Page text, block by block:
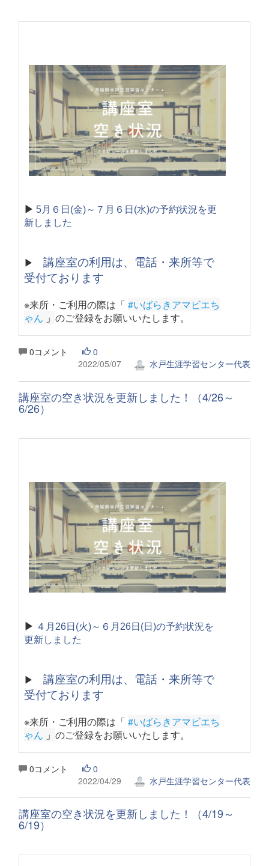
▶ 5月６日(金)～７月６日(水)の予約状況を更
新しました
▶ 講座室の利用は、電話・来所等で
受付ております
※来所・ご利用の際は「 #いばらきアマビエち
ゃん 」 のご登録をお願いいたします。
0コメント
0
2022/05/07
水戸生涯学習センター代表
講座室の空き状況を更新しました！（4/26～
6/26）
▶ ４月26日(火)～６月26日(日)の予約状況を
更新しました
▶ 講座室の利用は、電話・来所等で
受付ております
※来所・ご利用の際は「 #いばらきアマビエち
ゃん 」 のご登録をお願いいたします。
0コメント
0
2022/04/29
水戸生涯学習センター代表
講座室の空き状況を更新しました！（4/19～
6/19）